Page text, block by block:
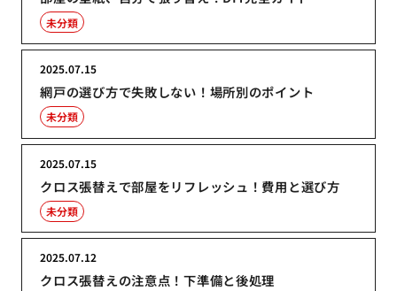
未分類
網戸の選び方で失敗しない！場所別のポイント
2025.07.15
未分類
クロス張替えで部屋をリフレッシュ！費用と選び方
2025.07.15
未分類
クロス張替えの注意点！下準備と後処理
2025.07.12